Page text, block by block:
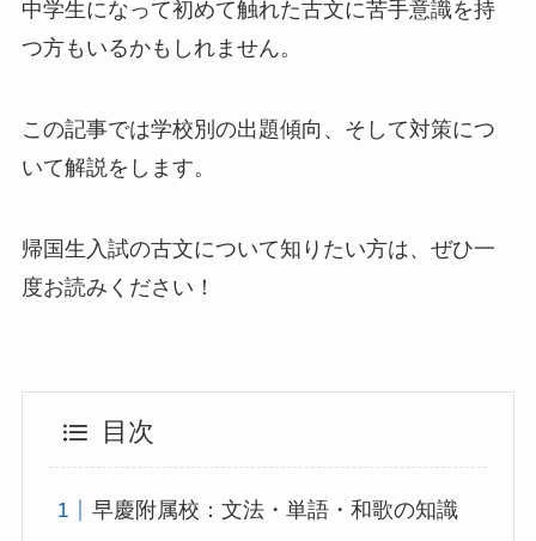
中学生になって初めて触れた古文に苦手意識を持
つ方もいるかもしれません。
この記事では学校別の出題傾向、そして対策につ
いて解説をします。
帰国生入試の古文について知りたい方は、ぜひ一
度お読みください！
目次
早慶附属校：文法・単語・和歌の知識